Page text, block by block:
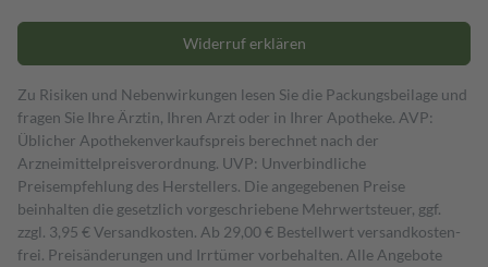
Widerruf erklären
Zu Risiken und Nebenwirkungen lesen Sie die Packungsbeilage und
fragen Sie Ihre Ärztin, Ihren Arzt oder in Ihrer Apotheke. AVP:
Üblicher Apothekenverkaufspreis berechnet nach der
Arzneimittelpreisverordnung. UVP: Unverbindliche
Preisempfehlung des Herstellers. Die angegebenen Preise
beinhalten die gesetzlich vorgeschriebene Mehrwertsteuer, ggf.
zzgl. 3,95 € Versandkosten. Ab 29,00 € Bestell­wert versand­kosten­
frei. Preisänderungen und Irrtümer vorbehalten. Alle Angebote